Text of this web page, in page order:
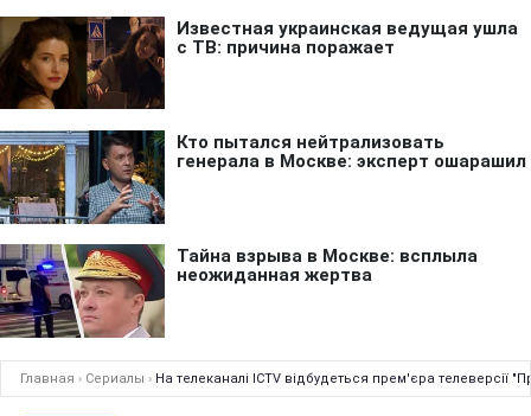
Главная › Сериалы › На телеканалі ICTV відбудеться прем'єра телеверсії